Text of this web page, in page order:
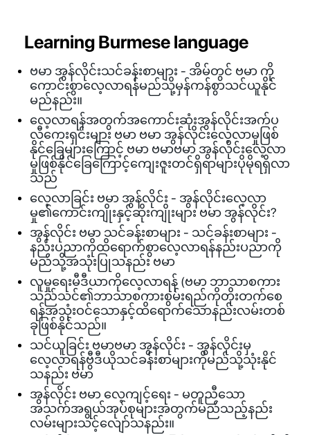
Learning Burmese language
ဗမာ အွန်လိုင်းသင်ခန်းစာများ - အိမ်တွင် ဗမာ ကို
ကောင်းစွာလေ့လာရန်မည်သို့မှန်ကန်စွာသင်ယူနိုင်
မည်နည်း။
လေ့လာရန်အတွက်အကောင်းဆုံးအွန်လိုင်းအက်ပ
လီကေးရှင်းများ ဗမာ ဗမာ အွန်လိုင်းလေ့လာမှုဖြစ်
နိုင်ခြေများကြောင့် ဗမာ ဗမာဗမာ အွန်လိုင်းလေ့လာ
မှုဖြစ်နိုင်ခြေကြောင့်ကျေးဇူးတင်ရှိရာများပိုမိုရရှိလာ
သည်
လေ့လာခြင်း ဗမာ အွန်လိုင်း - အွန်လိုင်းလေ့လာ
မှု၏ကောင်းကျိုးနှင့်ဆိုးကျိုးများ ဗမာ အွန်လိုင်း?
အွန်လိုင်း ဗမာ သင်ခန်းစာများ - သင်ခန်းစာများ -
နည်းပညာကိုထိရောက်စွာလေ့လာရန်နည်းပညာကို
မည်သို့အသုံးပြုသနည်း ဗမာ
လူမှုရေးမီဒီယာကိုလေ့လာရန် (ဗမာ ဘာသာစကား
သည်သင်၏ဘာသာစကားစွမ်းရည်ကိုတိုးတက်စေ
ရန်အသုံးဝင်သောနှင့်ထိရောက်သောနည်းလမ်းတစ်
ခုဖြစ်နိုင်သည်။
သင်ယူခြင်း ဗမာဗမာ အွန်လိုင်း - အွန်လိုင်းမှ
လေ့လာရန်ဗွီဒီယိုသင်ခန်းစာများကိုမည်သို့သုံးနိုင်
သနည်း ဗမာ
အွန်လိုင်း ဗမာ လေ့ကျင့်ရေး - မတူညီသော
အသက်အရွယ်အုပ်စုများအတွက်မည်သည့်နည်း
လမ်းများသင့်လျော်သနည်း။